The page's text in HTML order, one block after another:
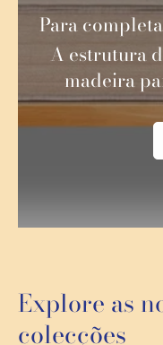
Para
A estrutura
madeira
Explore as
colecções